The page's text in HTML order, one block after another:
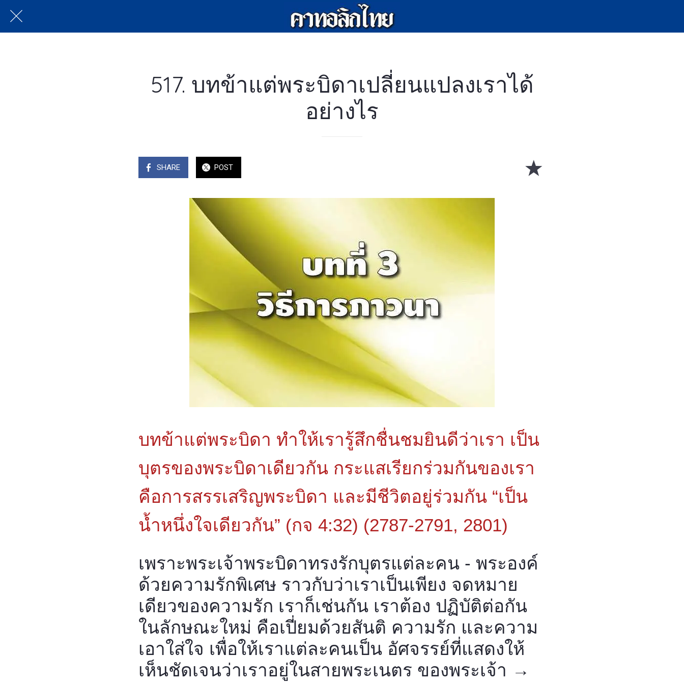
517. บทข้าแต่พระบิดาเปลี่ยนแปลงเราได้
อย่างไร
SHARE POST
บทข้าแต่พระบิดา ทําให้เรารู้สึกชื่นชมยินดีว่าเรา เป็น
บุตรของพระบิดาเดียวกัน กระแสเรียกร่วมกันของเรา
คือการสรรเสริญพระบิดา และมีชีวิตอยู่ร่วมกัน “เป็น
น้ำหนึ่งใจเดียวกัน” (กจ 4:32) (2787-2791, 2801)
เพราะพระเจ้าพระบิดาทรงรักบุตรแต่ละคน - พระองค์
ด้วยความรักพิเศษ ราวกับว่าเราเป็นเพียง จดหมาย
เดียวของความรัก เราก็เช่นกัน เราต้อง ปฏิบัติต่อกัน
ในลักษณะใหม่ คือเปี่ยมด้วยสันติ ความรัก และความ
เอาใส่ใจ เพื่อให้เราแต่ละคนเป็น อัศจรรย์ที่แสดงให้
เห็นชัดเจนว่าเราอยู่ในสายพระเนตร ของพระเจ้า →